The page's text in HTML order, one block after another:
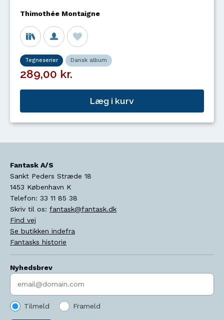
Thimothée Montaigne
Tegneserier Dansk album
289,00 kr.
Læg i kurv
Fantask A/S
Sankt Peders Stræde 18
1453 København K
Telefon: 33 11 85 38
Skriv til os: fantask@fantask.dk
Find vej
Se butikken indefra
Fantasks historie
Nyhedsbrev
Indtast søgeord
Tilmeld Frameld